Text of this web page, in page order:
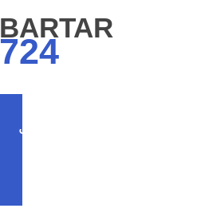
BARTAR
724
تعمیر لباسشویی ابسال